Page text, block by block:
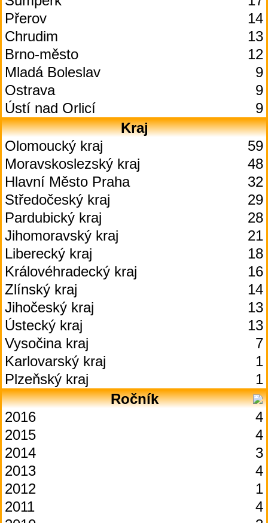
Přerov
14
Chrudim
13
Brno-město
12
Mladá Boleslav
9
Ostrava
9
Ústí nad Orlicí
9
Kraj
Olomoucký kraj
59
Moravskoslezský kraj
48
Hlavní Město Praha
32
Středočeský kraj
29
Pardubický kraj
28
Jihomoravský kraj
21
Liberecký kraj
18
Královéhradecký kraj
16
Zlínský kraj
14
Jihočeský kraj
13
Ústecký kraj
13
Vysočina kraj
7
Karlovarský kraj
1
Plzeňský kraj
1
Ročník
2016
4
2015
4
2014
3
2013
4
2012
1
2011
4